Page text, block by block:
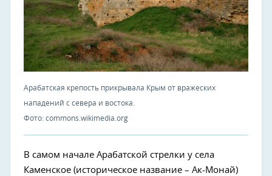
Арабатская крепость прикрывала Крым от вражеских
нападений с севера и востока.
Фото: commons.wikimedia.org
В самом начале Арабатской стрелки у села
Каменское (историческое название – Ак-Монай)